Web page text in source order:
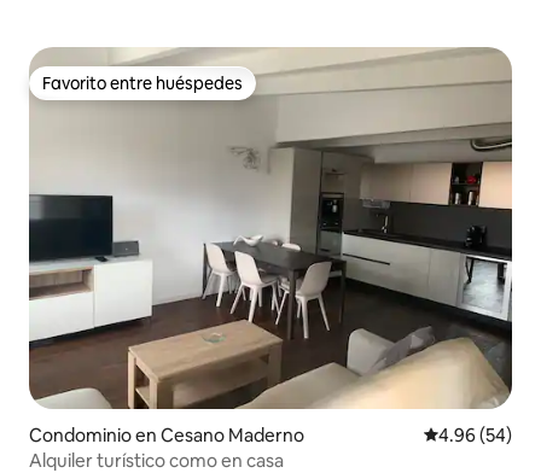
Favorito entre huéspedes
Favorito entre huéspedes
Condominio en Cesano Maderno Calificación
4.96 (54)
Alquiler turístico como en casa